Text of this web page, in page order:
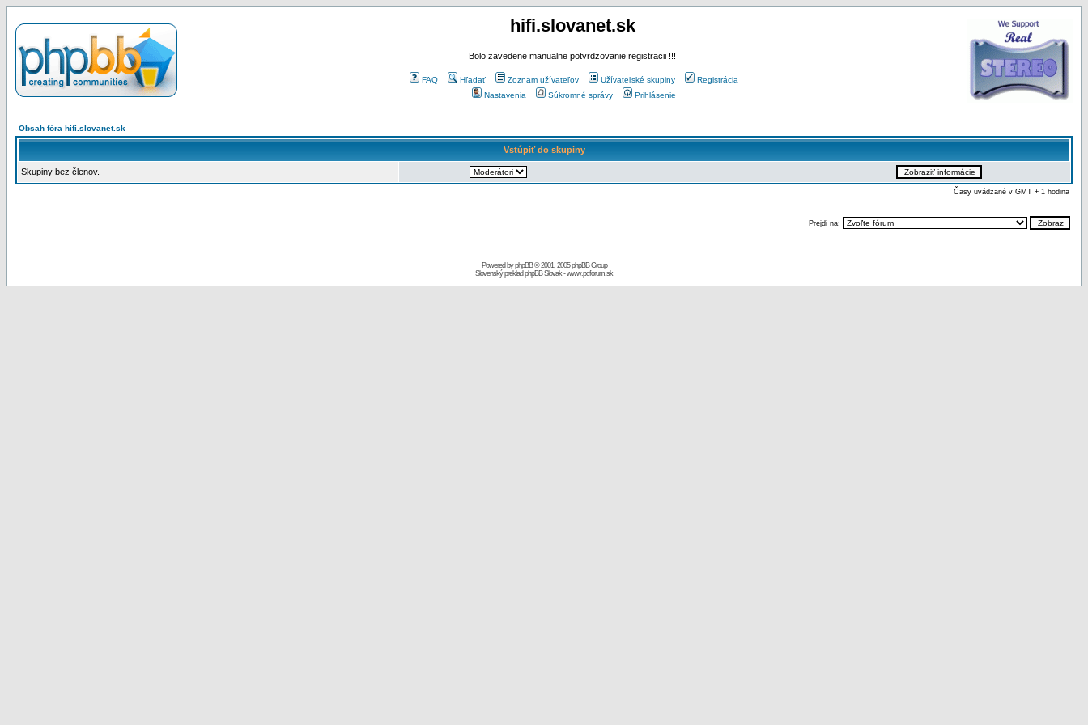
hifi.slovanet.sk
Bolo zavedene manualne potvrdzovanie registracii !!!
FAQ Hľadať Zoznam užívateľov Užívateľské skupiny
Registrácia
Nastavenia
Súkromné správy Prihlásenie
Obsah fóra hifi.slovanet.sk
Vstúpiť do skupiny
Skupiny bez členov.
Časy uvádzané v GMT + 1 hodina
Prejdi na:
Powered byphpBB© 2001, 2005 phpBB Group
Slovenský preklad phpBB Slovak-www.pcforum.sk